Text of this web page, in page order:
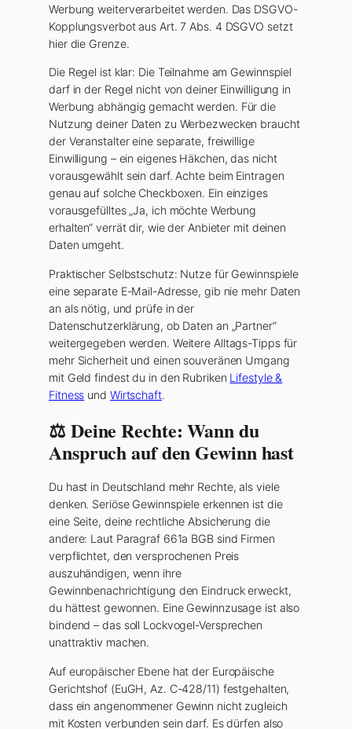
Werbung weiterverarbeitet werden. Das DSGVO-
Kopplungsverbot aus Art. 7 Abs. 4 DSGVO setzt
hier die Grenze.
Die Regel ist klar: Die Teilnahme am Gewinnspiel
darf in der Regel nicht von deiner Einwilligung in
Werbung abhängig gemacht werden. Für die
Nutzung deiner Daten zu Werbezwecken braucht
der Veranstalter eine separate, freiwillige
Einwilligung – ein eigenes Häkchen, das nicht
vorausgewählt sein darf. Achte beim Eintragen
genau auf solche Checkboxen. Ein einziges
vorausgefülltes „Ja, ich möchte Werbung
erhalten“ verrät dir, wie der Anbieter mit deinen
Daten umgeht.
Praktischer Selbstschutz: Nutze für Gewinnspiele
eine separate E-Mail-Adresse, gib nie mehr Daten
an als nötig, und prüfe in der
Datenschutzerklärung, ob Daten an „Partner“
weitergegeben werden. Weitere Alltags-Tipps für
mehr Sicherheit und einen souveränen Umgang
mit Geld findest du in den Rubriken Lifestyle &
Fitness und Wirtschaft.
⚖️ Deine Rechte: Wann du
Anspruch auf den Gewinn hast
Du hast in Deutschland mehr Rechte, als viele
denken. Seriöse Gewinnspiele erkennen ist die
eine Seite, deine rechtliche Absicherung die
andere: Laut Paragraf 661a BGB sind Firmen
verpflichtet, den versprochenen Preis
auszuhändigen, wenn ihre
Gewinnbenachrichtigung den Eindruck erweckt,
du hättest gewonnen. Eine Gewinnzusage ist also
bindend – das soll Lockvogel-Versprechen
unattraktiv machen.
Auf europäischer Ebene hat der Europäische
Gerichtshof (EuGH, Az. C-428/11) festgehalten,
dass ein angenommener Gewinn nicht zugleich
mit Kosten verbunden sein darf. Es dürfen also